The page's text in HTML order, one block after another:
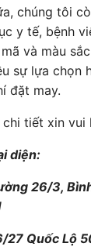
chúng tôi
y tế, bệnh
và màu
sự lựa chọn
đặt may.
tiết xin vui
diện:
26/3,
27 Quốc Lộ